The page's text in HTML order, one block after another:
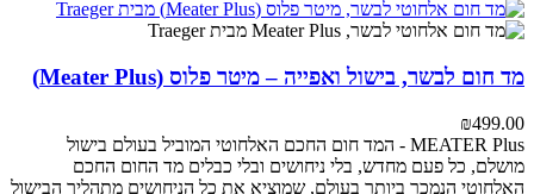
מד חום לבשר, בישול ואפייה – מיטר פלוס (Meater Plus)
₪499.00
MEATER Plus - המד חום החכם האלחוטי המוביל בעולם
בישול
מושלם, כל פעם מחדש, בלי ניחושים ובלי כבלים מד החום החכם
האלחוטי הנמכר ביותר בעולם, שמוציא את כל הניחושים מתהליך הבישול